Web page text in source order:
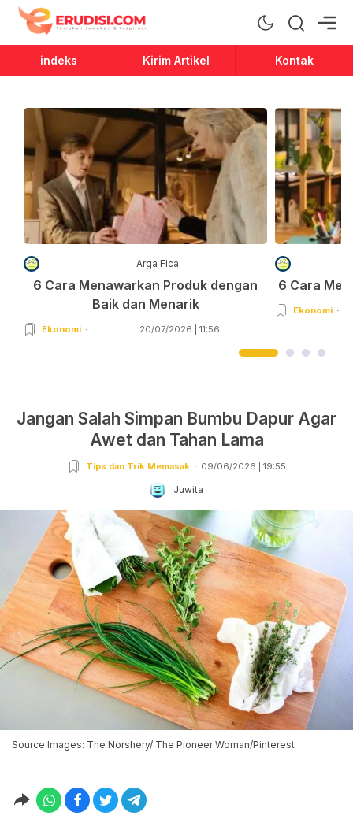
Erudisi
Temukan Jawaban dan Inspirasi
indeks Kirim Artikel Kontak
Arga Fica
6 Cara Menawarkan Produk dengan
Baik dan Menarik
Ekonomi 20/07/2026 | 11:56
6 Cara
Ekonomi
Jangan Salah Simpan Bumbu Dapur Agar
Awet dan Tahan Lama
Tips dan Trik Memasak 09/06/2026 | 19:55
Juwita
Source Images: The Norshery/ The Pioneer Woman/Pinterest